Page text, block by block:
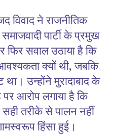
विवाद ने राजनीतिक
पार्टी के प्रमुख
सवाल उठाया है कि
क्यों थी, जबकि
उन्होंने मुरादाबाद के
आरोप लगाया है कि
सही तरीके से पालन नहीं
हिंसा हुई।